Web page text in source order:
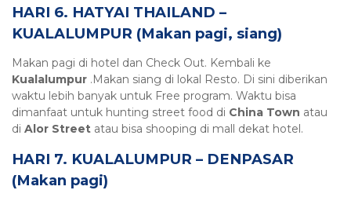
HARI 6. HATYAI THAILAND –
KUALALUMPUR (Makan pagi, siang)
Makan pagi di hotel dan Check Out. Kembali ke
Kualalumpur .Makan siang di lokal Resto. Di sini diberikan
waktu lebih banyak untuk Free program. Waktu bisa
dimanfaat untuk hunting street food di China Town atau
di Alor Street atau bisa shooping di mall dekat hotel.
HARI 7. KUALALUMPUR – DENPASAR
(Makan pagi)